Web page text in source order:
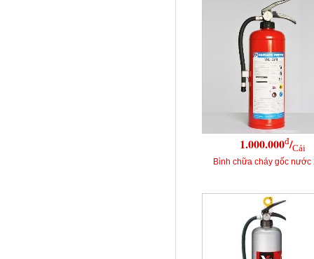
1.000.000đ/Cái
Bình chữa cháy gốc nước